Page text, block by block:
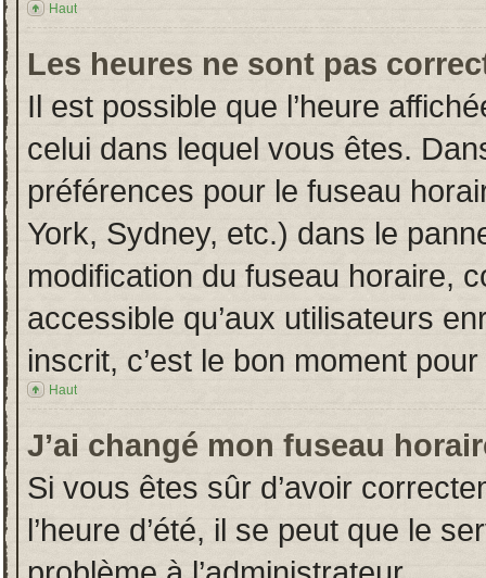
Haut
Les heures ne sont pas
Il est possible que l’heure
celui dans lequel vous êtes.
préférences pour le fuseau
York, Sydney, etc.) dans le
modification du fuseau horaire,
accessible qu’aux utilisateurs
inscrit, c’est le bon moment
Haut
J’ai changé mon fuseau
Si vous êtes sûr d’avoir
l’heure d’été, il se peut que le